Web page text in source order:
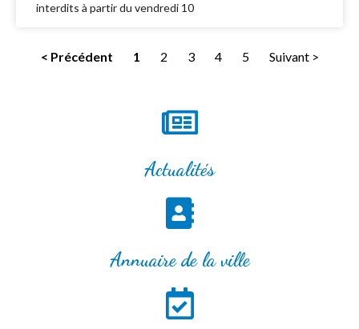
interdits à partir du vendredi 10
< Précédent 1 2 3 4 5 Suivant >
Actualités
Annuaire de la ville